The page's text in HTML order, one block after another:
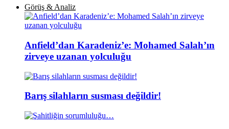
Görüş & Analiz
Anfield’dan Karadeniz’e: Mohamed Salah’ın
zirveye uzanan yolculuğu
Barış silahların susması değildir!